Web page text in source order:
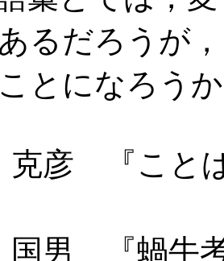
るだろうが
とになろう
彦 『こと
男 『蝸牛